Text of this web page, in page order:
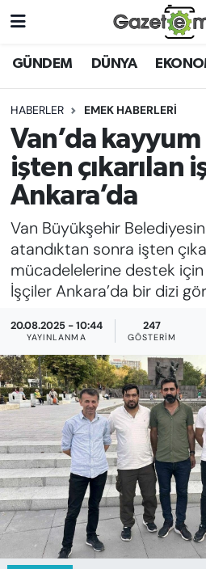
GÜNDEM DÜNYA
HABERLER EMEK HABERLERİ
Van’da
işten çıkarılan
Ankara’da
Van Büyükşehir
atandıktan sonra işten
mücadelelerine destek için
İşçiler Ankara’da bir dizi
20.08.2025 - 10:44
YAYINLANMA
247
GÖSTERIM
DÜNYA
EKONOMİ
EMEK HABERLERİ
YENİ MEDYADA EMEK
GAZETECİLİĞİNİ GELİŞTİRMEK
FAYDALI BİLGİLER
GÜNDEM
EĞİTİM
KADIN
SAĞLIK
SPOR
KÜLTÜR-SANAT
MAGAZİN
Nöbetçi Eczaneler
Hava Durumu
İstanbul Namaz Vakitleri
Trafik Durumu
Süper Lig Puan Durumu
Tüm Manşetler